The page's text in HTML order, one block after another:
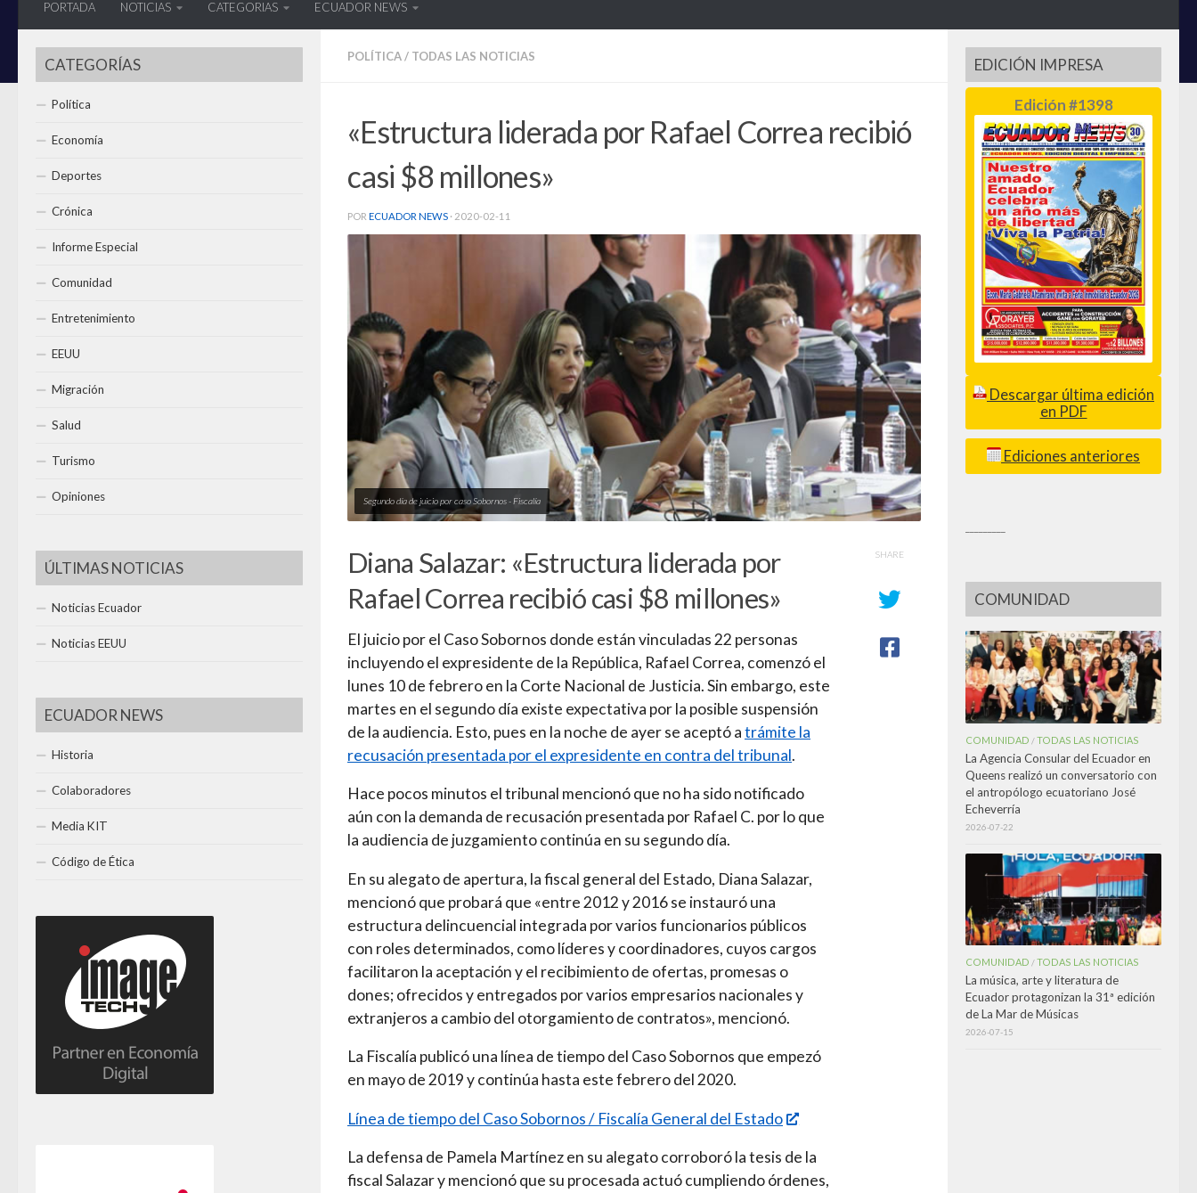
PORTADA NOTICIAS CATEGORIAS ECUADOR NEWS
POLÍTICA/ TODAS LAS NOTICIAS
«Estructura liderada por Rafael Correa recibió
casi $8 millones»
POR ECUADOR NEWS · 2020-02-11
Segundo día de juicio por caso Sobornos - Fiscalía
Diana Salazar: «Estructura liderada por
Rafael Correa recibió casi $8 millones»
El juicio por el Caso Sobornos donde están vinculadas 22 personas
incluyendo el expresidente de la República, Rafael Correa, comenzó el
lunes 10 de febrero en la Corte Nacional de Justicia. Sin embargo, este
martes en el segundo día existe expectativa por la posible suspensión
de la audiencia. Esto, pues en la noche de ayer se aceptó atrámite la
recusación presentada por el expresidente en contra del tribunal.
Hace pocos minutos el tribunal mencionó que no ha sido notificado
aún con la demanda de recusación presentada por Rafael C. por lo que
la audiencia de juzgamiento continúa en su segundo día.
En su alegato de apertura, la fiscal general del Estado, Diana Salazar,
mencionó que probará que «entre 2012 y 2016 se instauró una
estructura delincuencial integrada por varios funcionarios públicos
con roles determinados, como líderes y coordinadores, cuyos cargos
facilitaron la aceptación y el recibimiento de ofertas, promesas o
dones; ofrecidos y entregados por varios empresarios nacionales y
extranjeros a cambio del otorgamiento de contratos», mencionó.
La Fiscalía publicó una línea de tiempo del Caso Sobornos que empezó
en mayo de 2019 y continúa hasta este febrero del 2020.
Línea de tiempo del Caso Sobornos / Fiscalía General del Estado
La defensa de Pamela Martínez en su alegato corroboró la tesis de la
fiscal Salazar y mencionó que su procesada actuó cumpliendo órdenes,
SHARE
CATEGORÍAS
Política
Economía
Deportes
Crónica
Informe Especial
Comunidad
Entretenimiento
EEUU
Migración
Salud
Turismo
Opiniones
ÚLTIMAS NOTICIAS
Noticias Ecuador
Noticias EEUU
ECUADOR NEWS
Historia
Colaboradores
Media KIT
Código de Ética
EDICIÓN IMPRESA
Edición #1398
Descargar última edición
en PDF
Ediciones anteriores
COMUNIDAD
COMUNIDAD /TODAS LAS NOTICIAS
La Agencia Consular del Ecuador en
Queens realizó un conversatorio con
el antropólogo ecuatoriano José
Echeverría
2026-07-22
COMUNIDAD /TODAS LAS NOTICIAS
La música, arte y literatura de
Ecuador protagonizan la 31ª edición
de La Mar de Músicas
2026-07-15